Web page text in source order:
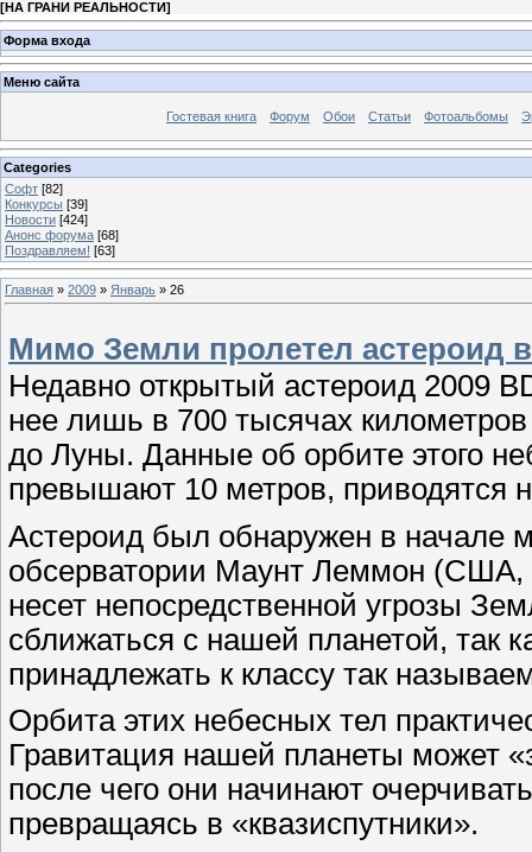
[НА ГРАНИ РЕАЛЬНОСТИ]
Форма входа
Меню сайта
Гостевая книга Форум Обои Статьи Фотоальбомы
Categories
Софт [82]
Конкурсы [39]
Новости [424]
Анонс форума [68]
Поздравляем! [63]
Главная » 2009 » Январь » 26
Мимо Земли пролетел астероид
Недавно открытый астероид 2009
нее лишь в 700 тысячах
до Луны. Данные об орбите этого
превышают 10 метров, приводятся
Астероид был обнаружен в начале
обсерватории Маунт Леммон (США,
несет непосредственной угрозы
сближаться с нашей планетой, так
принадлежать к классу так
Орбита этих небесных тел
Гравитация нашей планеты может
после чего они начинают
превращаясь в «квазиспутники».